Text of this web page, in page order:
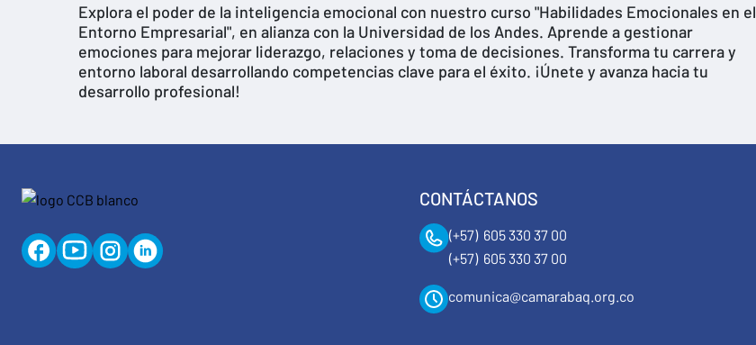
Explora el poder de la inteligencia emocional con nuestro curso "Habilidades Emocionales en el
Entorno Empresarial", en alianza con la Universidad de los Andes. Aprende a gestionar
emociones para mejorar liderazgo, relaciones y toma de decisiones. Transforma tu carrera y
entorno laboral desarrollando competencias clave para el éxito. ¡Únete y avanza hacia tu
desarrollo profesional!
CONTÁCTANOS
(+57) 605 330 37 00
(+57) 605 330 37 00
comunica@camarabaq.org.co